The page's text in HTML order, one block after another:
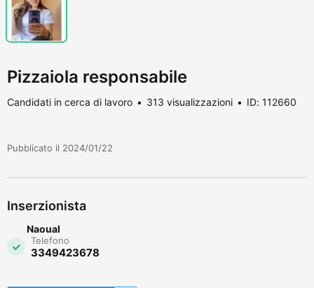
Pizzaiola responsabile
Candidati in cerca di lavoro 313 visualizzazioni ID: 112660
Pubblicato il 2024/01/22
Inserzionista
Naoual
Telefono
3349423678